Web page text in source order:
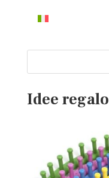
Idee regalo